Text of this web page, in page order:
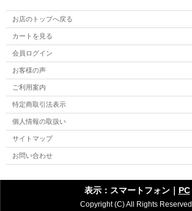
お店のトップへ戻る
カートを見る
会員ログイン
お客様の声
ご利用案内
特定商取引法表示
個人情報の取扱い
サイトマップ
お問い合わせ
表示：スマートフォン｜ PC
Copyright (C) All Rights Reserved.